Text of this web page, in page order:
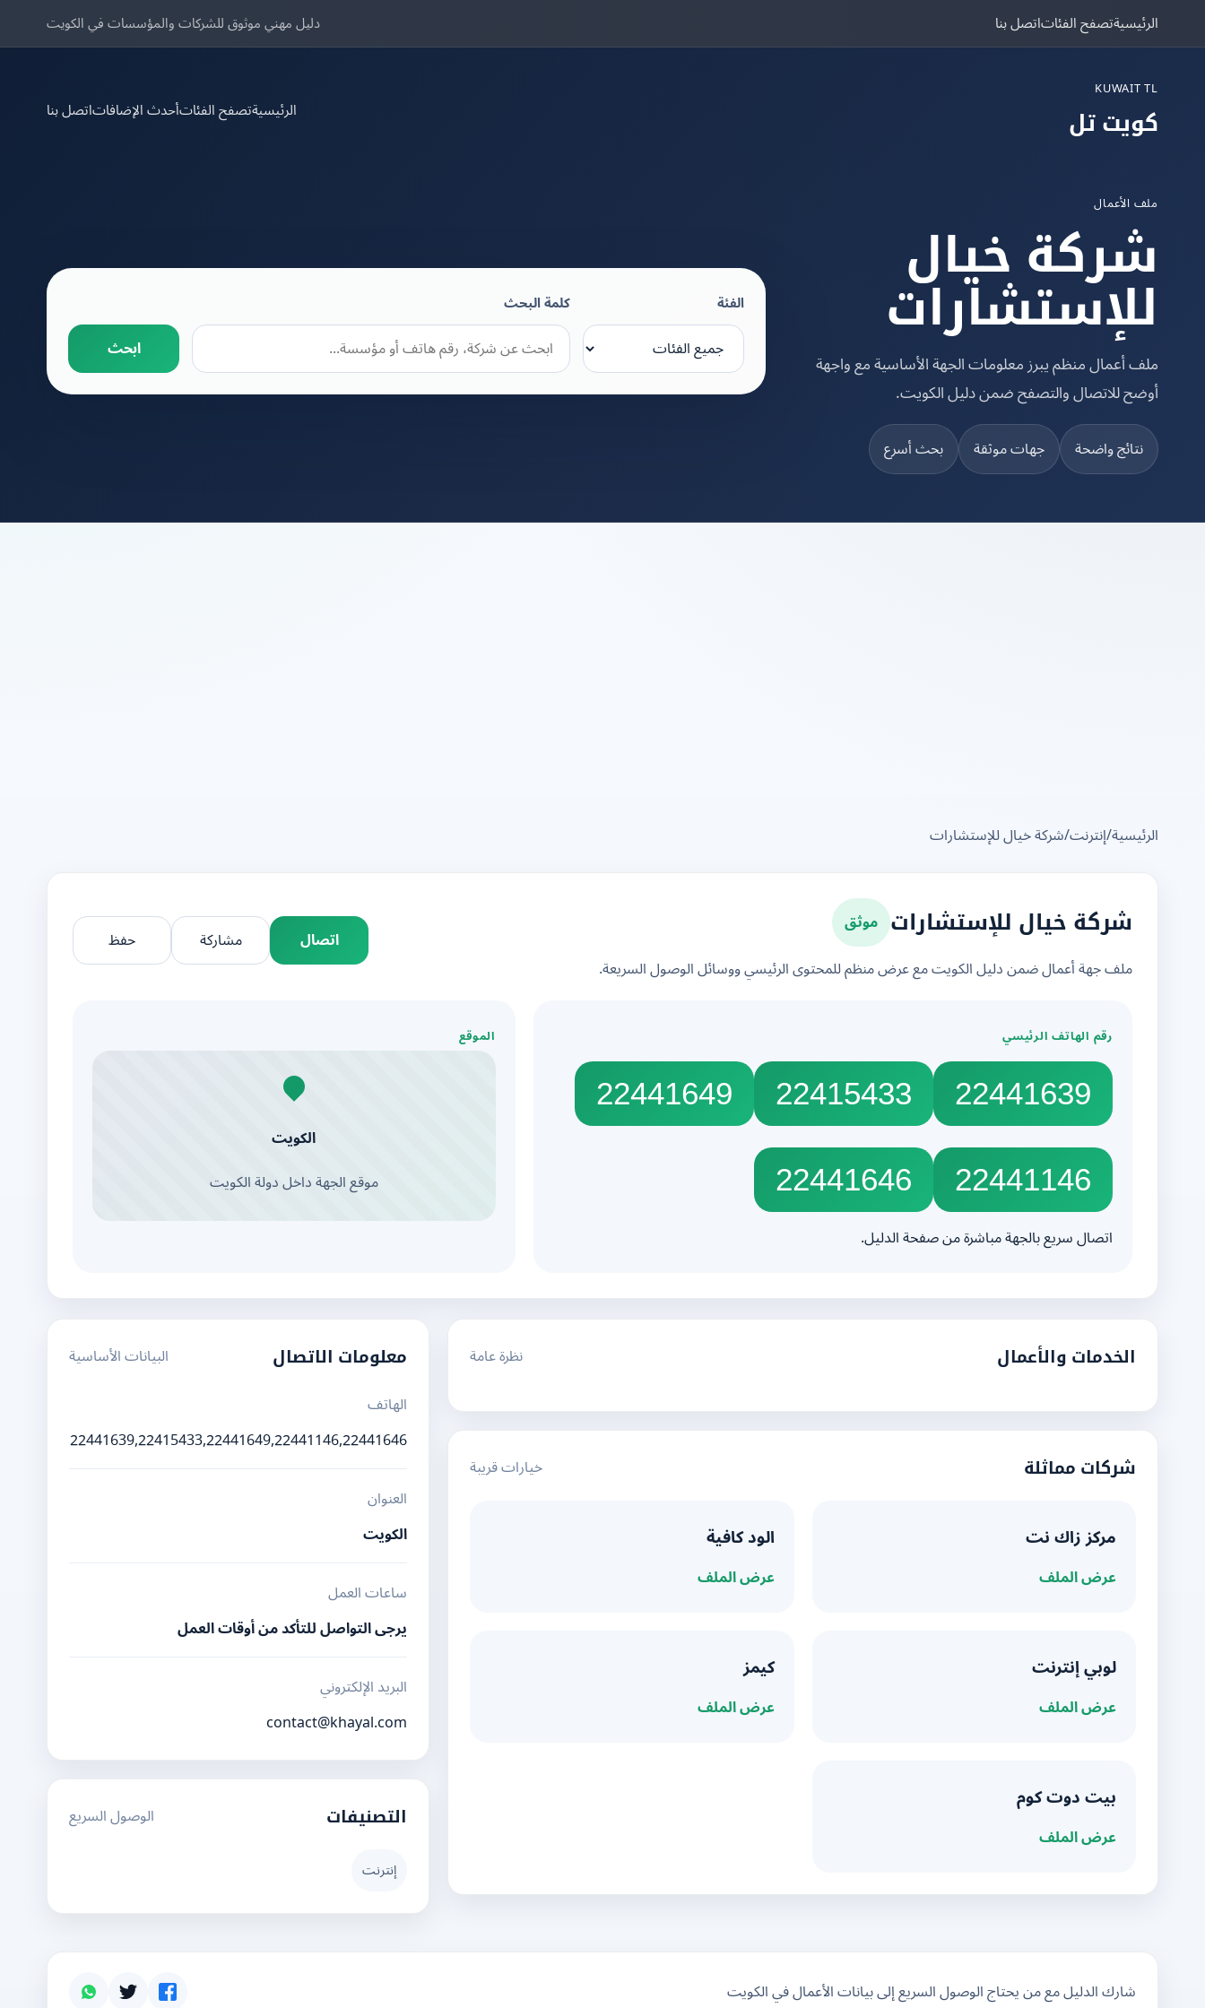
الرئيسيةتصفح الفئاتاتصل بنا دليل مهني موثوق للشركات والمؤسسات في الكويت
KUWAIT TL
كويت تل
الرئيسيةتصفح الفئاتأحدث الإضافاتاتصل بنا
ملف الأعمال
شركة خيال
للإستشارات
ملف أعمال منظم يبرز معلومات الجهة الأساسية مع واجهة
أوضح للاتصال والتصفح ضمن دليل الكويت.
نتائج واضحة جهات موثقة بحث أسرع
الفئة كلمة البحث
ابحث
الرئيسية/إنترنت/شركة خيال للإستشارات
شركة خيال للإستشارات موثق
ملف جهة أعمال ضمن دليل الكويت مع عرض منظم للمحتوى الرئيسي ووسائل الوصول السريعة.
اتصال مشاركة حفظ
رقم الهاتف الرئيسي
22441639
22415433
22441649
22441146
22441646
اتصال سريع بالجهة مباشرة من صفحة الدليل.
الموقع
الكويت
موقع الجهة داخل دولة الكويت
الخدمات والأعمال نظرة عامة
شركات مماثلة خيارات قريبة
مركز زاك نت
عرض الملف
الود كافية
عرض الملف
لوبي إنترنت
عرض الملف
كيمز
عرض الملف
بيت دوت كوم
عرض الملف
معلومات الاتصال
البيانات الأساسية
الهاتف
22441639,22415433,22441649,22441146,22441646
العنوان
الكويت
ساعات العمل
يرجى التواصل للتأكد من أوقات العمل
البريد الإلكتروني
contact@khayal.com
التصنيفات الوصول السريع
إنترنت
شارك الدليل مع من يحتاج الوصول السريع إلى بيانات الأعمال في الكويت